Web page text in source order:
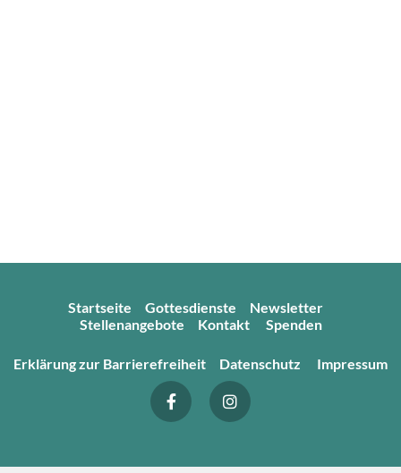
Startseite Gottesdienste
Newsletter
Stellenangebote
Kontakt Spenden
Erklärung zur Barrierefreiheit Datenschutz Impressum